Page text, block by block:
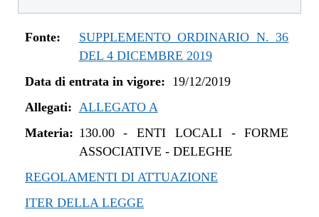
dal 02/07/2020 al 10/08/2020
dal 21/05/2020 al 18/12/2019
dal 19/12/2019 al 20/05/2020
Fonte:
SUPPLEMENTO ORDINARIO N. 36
DEL 4 DICEMBRE 2019
Data di entrata in vigore: 19/12/2019
Allegati: ALLEGATO A
Materia: 130.00-ENTI LOCALI - FORME
ASSOCIATIVE - DELEGHE
REGOLAMENTI DI ATTUAZIONE
ITER DELLA LEGGE